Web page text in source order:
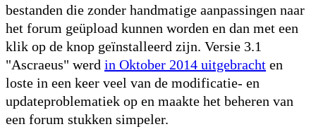
bestanden die zonder handmatige aanpassingen naar
het forum geüpload kunnen worden en dan met een
klik op de knop geïnstalleerd zijn. Versie 3.1
"Ascraeus" werd in Oktober 2014 uitgebracht en
loste in een keer veel van de modificatie- en
updateproblematiek op en maakte het beheren van
een forum stukken simpeler.